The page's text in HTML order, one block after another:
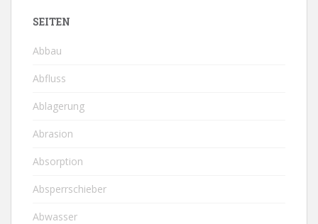
SEITEN
Abbau
Abfluss
Ablagerung
Abrasion
Absorption
Absperrschieber
Abwasser